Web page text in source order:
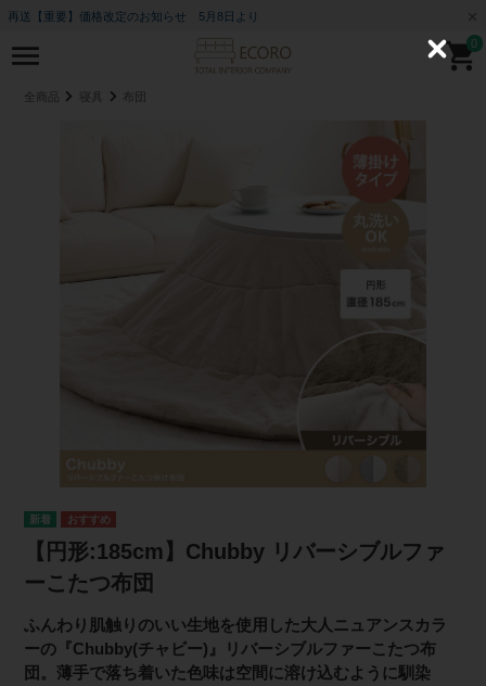
再送【重要】価格改定のお知らせ 5月8日より
0
全商品 布団
【円形:185cm】Chubby リバーシブルファ
ーこたつ布団
ふんわり肌触りのいい生地を使用した大人ニュアンスカラ
ーの『Chubby(チャビー)』リバーシブルファーこたつ布
団。薄手で落ち着いた色味は空間に溶け込むように馴染
C